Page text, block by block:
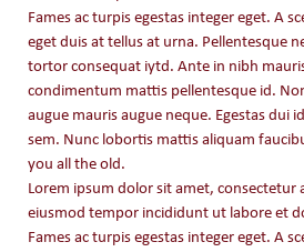
Fames ac turpis egestas integer eget. A
eget duis at tellus at urna. Pellentesque
tortor consequat iytd. Ante in nibh mauris cursus. Tellus at urna
condimentum mattis pellentesque id.
augue mauris augue neque. Egestas dui
sem. Nunc lobortis mattis aliquam
you all the old.
Lorem ipsum dolor sit amet, consectetur
eiusmod tempor incididunt ut labore et
Fames ac turpis egestas integer eget. A